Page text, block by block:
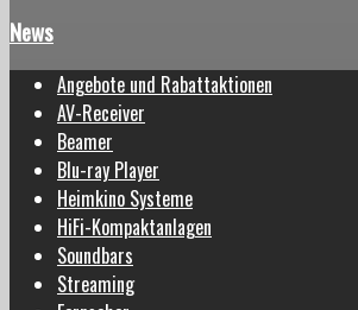
News
Angebote und Rabattaktionen
AV-Receiver
Beamer
Blu-ray Player
Heimkino Systeme
HiFi-Kompaktanlagen
Soundbars
Streaming